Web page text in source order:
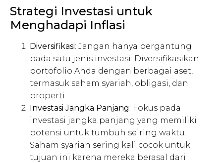
Strategi Investasi untuk
Menghadapi Inflasi
Diversifikasi: Jangan hanya bergantung
pada satu jenis investasi. Diversifikasikan
portofolio Anda dengan berbagai aset,
termasuk saham syariah, obligasi, dan
properti.
Investasi Jangka Panjang: Fokus pada
investasi jangka panjang yang memiliki
potensi untuk tumbuh seiring waktu.
Saham syariah sering kali cocok untuk
tujuan ini karena mereka berasal dari